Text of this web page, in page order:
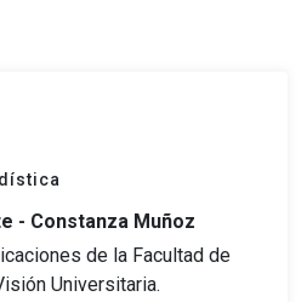
- Constanza Muñoz
de la Facultad de
Universitaria.